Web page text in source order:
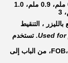
0.4 ملم، 0.5 ملم، 0.6 ملم، 0.7 ملم، 0.8 ملم، 0.9 ملم، 1.0
، التنقيط
Used for تستخدم
الأعمال السابقة، FOB، CFR، CNF، CIF، FCA، من الباب إلى